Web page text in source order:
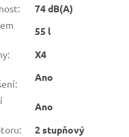
:
74 dB(A)
55 l
:
X4
:
Ano
Ano
: 2 stupňový